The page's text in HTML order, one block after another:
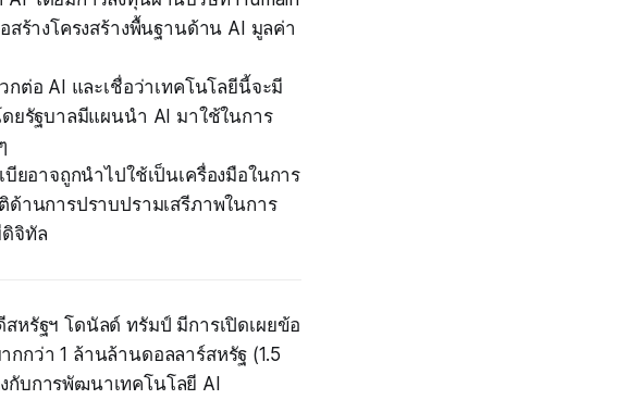
ร้างโครงสร้างพื้นฐานด้าน AI มูลค่า
ต่อ AI และเชื่อว่าเทคโนโลยีนี้จะมี
ยรัฐบาลมีแผนนำ AI มาใช้ในการ
ยอาจถูกนำไปใช้เป็นเครื่องมือในการ
านการปราบปรามเสรีภาพในการ
จิทัล
หรัฐฯ โดนัลด์ ทรัมป์ มีการเปิดเผยข้อ
กว่า 1 ล้านล้านดอลลาร์สหรัฐ (1.5
กับการพัฒนาเทคโนโลยี AI